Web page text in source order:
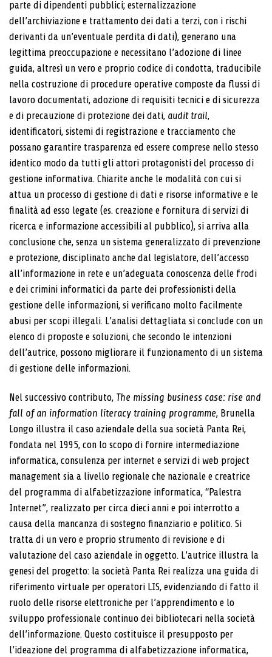
parte di dipendenti pubblici; esternalizzazione
dell’archiviazione e trattamento dei dati a terzi, con i rischi
derivanti da un’eventuale perdita di dati), generano una
legittima preoccupazione e necessitano l’adozione di linee
guida, altresì un vero e proprio codice di condotta, traducibile
nella costruzione di procedure operative composte da flussi di
lavoro documentati, adozione di requisiti tecnici e di sicurezza
e di precauzione di protezione dei dati, audit trail,
identificatori, sistemi di registrazione e tracciamento che
possano garantire trasparenza ed essere comprese nello stesso
identico modo da tutti gli attori protagonisti del processo di
gestione informativa. Chiarite anche le modalità con cui si
attua un processo di gestione di dati e risorse informative e le
finalità ad esso legate (es. creazione e fornitura di servizi di
ricerca e informazione accessibili al pubblico), si arriva alla
conclusione che, senza un sistema generalizzato di prevenzione
e protezione, disciplinato anche dal legislatore, dell’accesso
all’informazione in rete e un’adeguata conoscenza delle frodi
e dei crimini informatici da parte dei professionisti della
gestione delle informazioni, si verificano molto facilmente
abusi per scopi illegali. L’analisi dettagliata si conclude con un
elenco di proposte e soluzioni, che secondo le intenzioni
dell’autrice, possono migliorare il funzionamento di un sistema
di gestione delle informazioni.
Nel successivo contributo, The missing business case: rise and
fall of an information literacy training programme, Brunella
Longo illustra il caso aziendale della sua società Panta Rei,
fondata nel 1995, con lo scopo di fornire intermediazione
informatica, consulenza per internet e servizi di web project
management sia a livello regionale che nazionale e creatrice
del programma di alfabetizzazione informatica, “Palestra
Internet”, realizzato per circa dieci anni e poi interrotto a
causa della mancanza di sostegno finanziario e politico. Si
tratta di un vero e proprio strumento di revisione e di
valutazione del caso aziendale in oggetto. L’autrice illustra la
genesi del progetto: la società Panta Rei realizza una guida di
riferimento virtuale per operatori LIS, evidenziando di fatto il
ruolo delle risorse elettroniche per l’apprendimento e lo
sviluppo professionale continuo dei bibliotecari nella società
dell’informazione. Questo costituisce il presupposto per
l’ideazione del programma di alfabetizzazione informatica,